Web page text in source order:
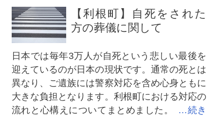
【利根町】自死をされた
方の葬儀に関して
日本では毎年3万人が自死という悲しい最後を
迎えているのが日本の現状です。通常の死とは
異なり、ご遺族には警察対応を含め心身ともに
大きな負担となります。利根町における対応の
流れと心構えについてまとめました。
…続き